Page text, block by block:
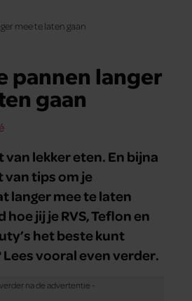
mee te laten gaan
pannen langer
gaan
lekker eten. En bijna
van tips om je
langer mee te laten
hoe jij je RVS, Teflon en
het beste kunt
vooral even verder.